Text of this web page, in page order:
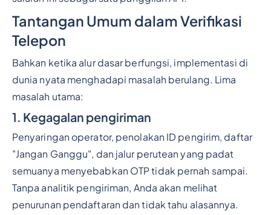
Tantangan Umum dalam Verifikasi
Telepon
Bahkan ketika alur dasar berfungsi, implementasi di
dunia nyata menghadapi masalah berulang. Lima
masalah utama:
1. Kegagalan pengiriman
Penyaringan operator, penolakan ID pengirim, daftar
"Jangan Ganggu", dan jalur perutean yang padat
semuanya menyebabkan OTP tidak pernah sampai.
Tanpa analitik pengiriman, Anda akan melihat
penurunan pendaftaran dan tidak tahu alasannya.